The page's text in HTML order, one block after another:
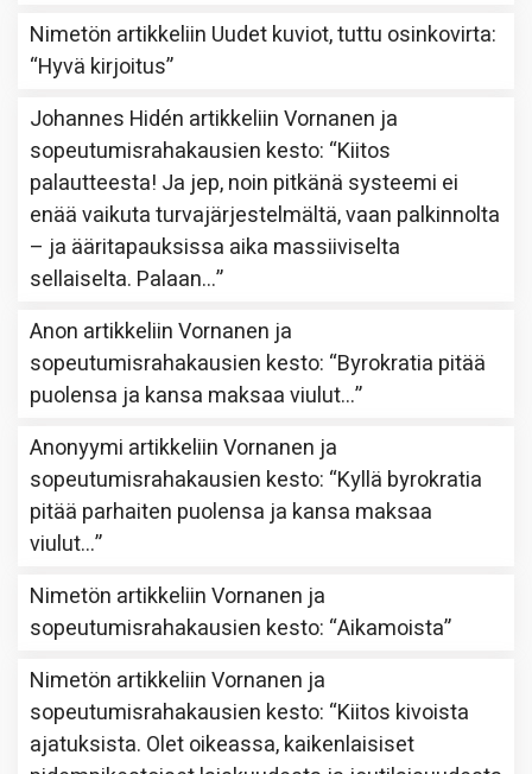
Nimetön artikkeliin Uudet kuviot, tuttu osinkovirta:
“Hyvä kirjoitus”
Johannes Hidén artikkeliinVornanen ja
sopeutumisrahakausien kesto: “Kiitos
palautteesta! Ja jep, noin pitkänä systeemi ei
enää vaikuta turvajärjestelmältä, vaan palkinnolta
– ja ääritapauksissa aika massiiviselta
sellaiselta. Palaan…”
Anon artikkeliinVornanen ja
sopeutumisrahakausien kesto: “Byrokratia pitää
puolensa ja kansa maksaa viulut…”
Anonyymi artikkeliinVornanen ja
sopeutumisrahakausien kesto: “Kyllä byrokratia
pitää parhaiten puolensa ja kansa maksaa
viulut…”
Nimetön artikkeliinVornanen ja
sopeutumisrahakausien kesto: “Aikamoista”
Nimetön artikkeliinVornanen ja
sopeutumisrahakausien kesto: “Kiitos kivoista
ajatuksista. Olet oikeassa, kaikenlaisiset